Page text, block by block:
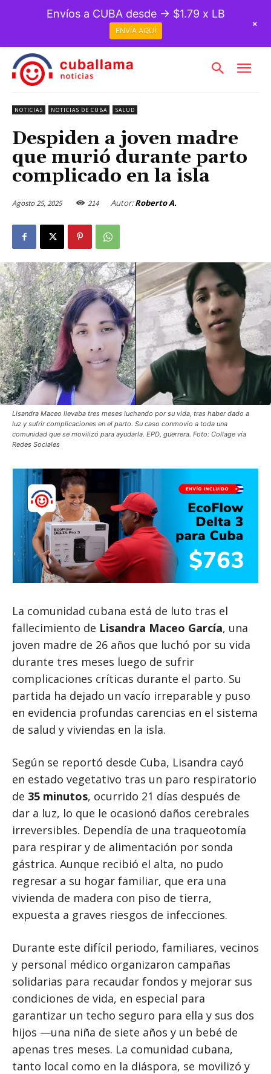
NOTICIAS NOTICIAS DE CUBA SALUD
Despiden a joven madre
que murió durante parto
complicado en la isla
Agosto 25, 2025 214 Autor: Roberto A.
Lisandra Maceo llevaba tres meses luchando por su vida, tras haber dado a
luz y sufrir complicaciones en el parto. Su caso conmovio a toda una
comunidad que se movilizó para ayudarla. EPD, guerrera. Foto: Collage vía
Redes Sociales
La comunidad cubana está de luto tras el
fallecimiento de Lisandra Maceo García, una
joven madre de 26 años que luchó por su vida
durante tres meses luego de sufrir
complicaciones críticas durante el parto. Su
partida ha dejado un vacío irreparable y puso
en evidencia profundas carencias en el sistema
de salud y viviendas en la isla.
Según se reportó desde Cuba, Lisandra cayó
en estado vegetativo tras un paro respiratorio
de 35 minutos, ocurrido 21 días después de
dar a luz, lo que le ocasionó daños cerebrales
irreversibles. Dependía de una traqueotomía
para respirar y de alimentación por sonda
gástrica. Aunque recibió el alta, no pudo
regresar a su hogar familiar, que era una
vivienda de madera con piso de tierra,
expuesta a graves riesgos de infecciones.
Durante este difícil periodo, familiares, vecinos
y personal médico organizaron campañas
solidarias para recaudar fondos y mejorar sus
condiciones de vida, en especial para
garantizar un techo seguro para ella y sus dos
hijos —una niña de siete años y un bebé de
apenas tres meses. La comunidad cubana,
tanto local como en la diáspora, se movilizó y
Envíos a CUBA desde → $1.79 x LB
ENVÍA AQUÍ
+